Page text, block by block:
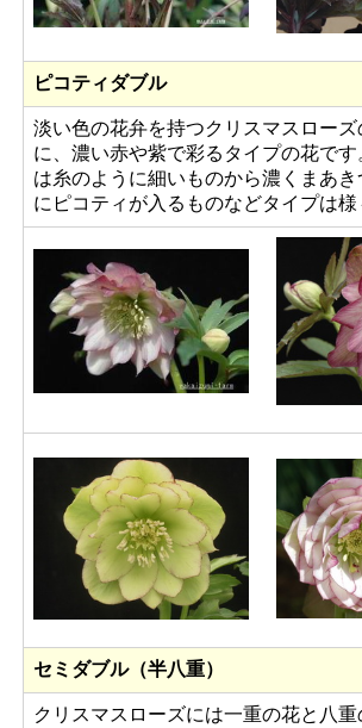
ピコティダブル
淡い色の花弁を持つクリスマスロー
に、濃い赤や紫で彩るタイプの花で
は糸のように細いものから濃くまあ
にピコティが入るものなどタイプは様
セミダブル（半八重）
クリスマスローズには一重の花と八